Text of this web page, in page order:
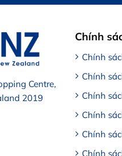
Centre,
2019
Chính
Chính
Chính
Chính
Chính
Chính
Chính